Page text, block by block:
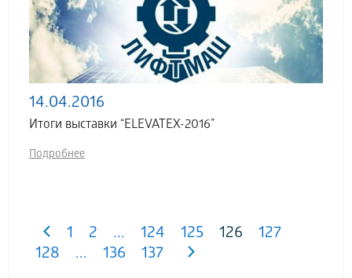
14.04.2016
Итоги выставки “ELEVATEX-2016”
Подробнее
1 2 ... 124 125 126
127
128
... 136 137